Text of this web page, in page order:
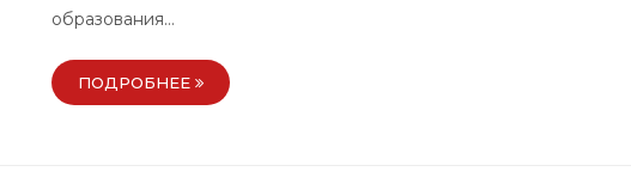
образования…
ПОДРОБНЕЕ